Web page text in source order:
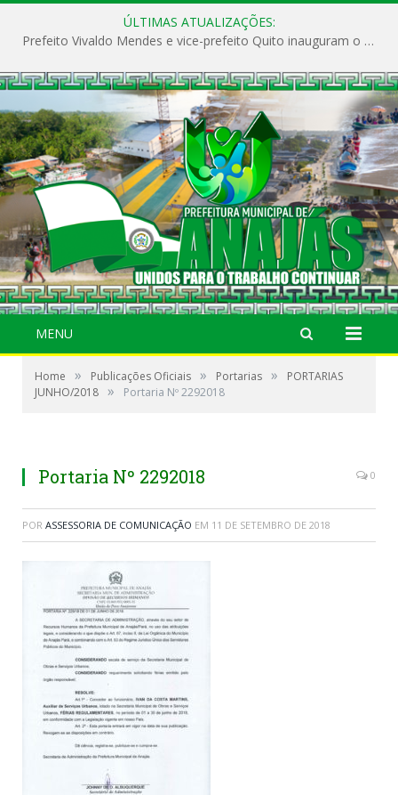
ÚLTIMAS ATUALIZAÇÕES:
Prefeito Vivaldo Mendes e vice-prefeito Quito inauguram o CAPS e fortalecem a saúde pública em Anajás.
MENU
Home » Publicações Oficiais » Portarias »
PORTARIAS
JUNHO/2018 » Portaria Nº 2292018
Portaria Nº 2292018 0
POR ASSESSORIA DE COMUNICAÇÃO EM 11 DE SETEMBRO DE 2018